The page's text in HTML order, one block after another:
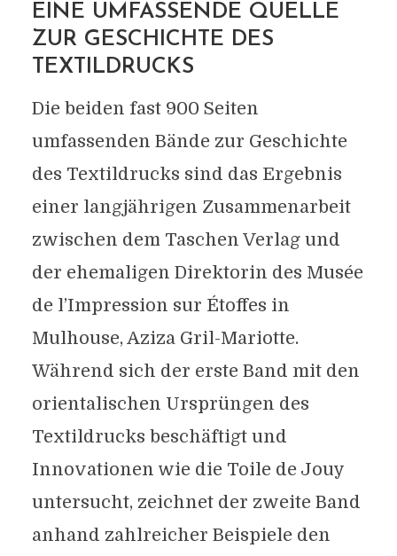
EINE UMFASSENDE QUELLE
ZUR GESCHICHTE DES
TEXTILDRUCKS
Die beiden fast 900 Seiten
umfassenden Bände zur Geschichte
des Textildrucks sind das Ergebnis
einer langjährigen Zusammenarbeit
zwischen dem Taschen Verlag und
der ehemaligen Direktorin des Musée
de l’Impression sur Étoffes in
Mulhouse, Aziza Gril-Mariotte.
Während sich der erste Band mit den
orientalischen Ursprüngen des
Textildrucks beschäftigt und
Innovationen wie die Toile de Jouy
untersucht, zeichnet der zweite Band
anhand zahlreicher Beispiele den